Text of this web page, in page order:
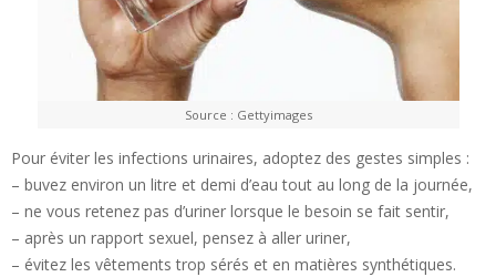
Source : Gettyimages
Pour éviter les infections urinaires, adoptez des gestes simples :
– buvez environ un litre et demi d’eau tout au long de la journée,
– ne vous retenez pas d’uriner lorsque le besoin se fait sentir,
– après un rapport sexuel, pensez à aller uriner,
– évitez les vêtements trop sérés et en matières synthétiques.